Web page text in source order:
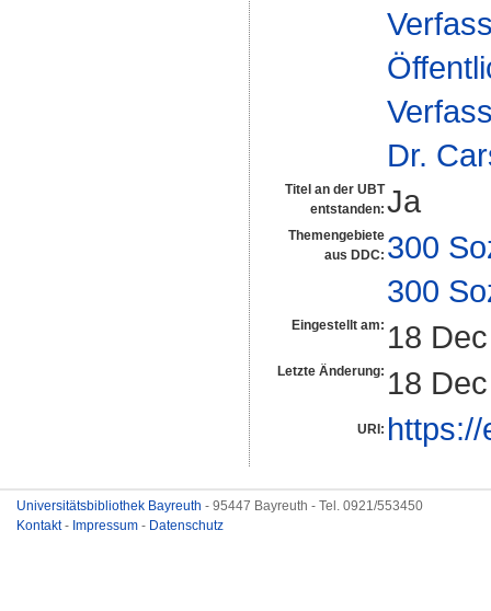
Dr.
Titel an der UBT
entstanden: Ja
Themengebiete
aus DDC: 300
300
Eingestellt am: 18
Letzte Änderung: 18
URI:
Universitätsbibliothek Bayreuth - 95447 Bayreuth - Tel. 0921/553450
Kontakt- Impressum - Datenschutz